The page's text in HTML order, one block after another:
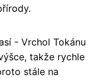
- Vrchol Tokánu
takže rychle
stále na